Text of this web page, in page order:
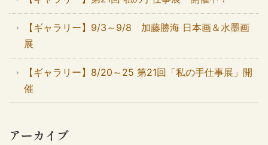
【ギャラリー】9/3～9/8 加藤勝海 日本画＆水墨画
展
【ギャラリー】8/20～25 第21回「私の手仕事展」開
催
アーカイブ